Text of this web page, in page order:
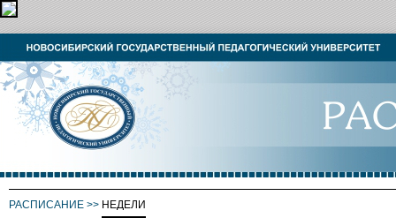
РАСПИСАНИЕ >> НЕДЕЛИ